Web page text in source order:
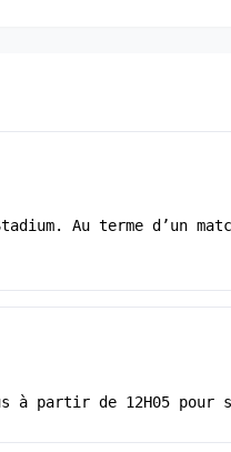
Au terme d’un
à partir de 12H05 pour